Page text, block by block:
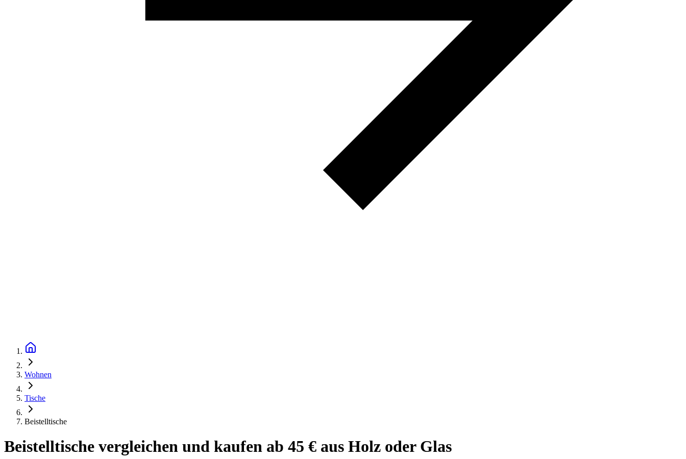
Wohnen
Tische
Beistelltische
Beistelltische vergleichen und kaufen ab 45 € aus Holz oder Glas